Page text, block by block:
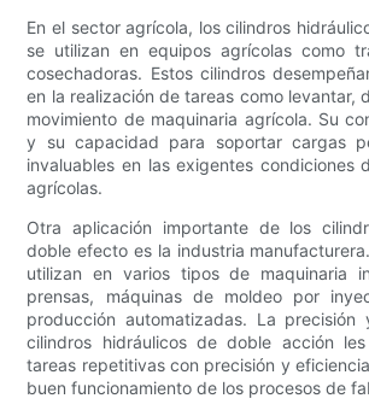
En el sector agrícola, los cilindros
se utilizan en equipos agrícolas como
cosechadoras. Estos cilindros
en la realización de tareas como levantar,
movimiento de maquinaria agrícola. Su
y su capacidad para soportar cargas
invaluables en las exigentes condiciones
agrícolas.
Otra aplicación importante de los
doble efecto es la industria
utilizan en varios tipos de maquinaria
prensas, máquinas de moldeo por
producción automatizadas. La
cilindros hidráulicos de doble acción
tareas repetitivas con precisión y
buen funcionamiento de los procesos de